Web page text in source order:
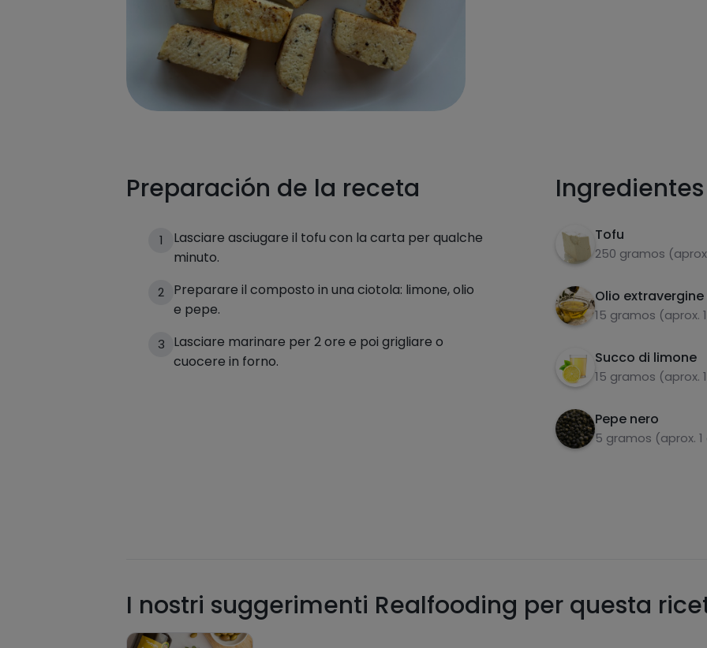
Preparación de la receta
1
Lasciare asciugare il tofu con la carta per qualche
minuto.
2
Preparare il composto in una ciotola: limone, olio
e pepe.
3
Lasciare marinare per 2 ore e poi grigliare o
cuocere in forno.
Ingredientes
Tofu
250 gramos
Olio
15 gramos (aprox.
Succo di limone
15 gramos (aprox.
Pepe nero
5 gramos (aprox.
I nostri suggerimenti Realfooding per questa